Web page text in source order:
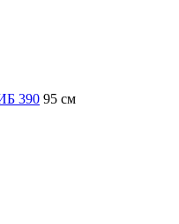
390 95 см